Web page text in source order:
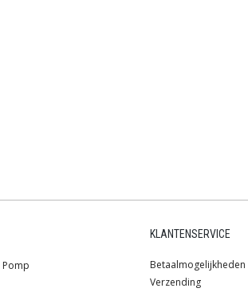
Pomp
KLANTENSERVICE
Betaalmogelijkheden
Verzending